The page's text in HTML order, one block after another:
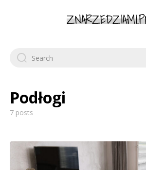
Search
for:
Podłogi
7 posts